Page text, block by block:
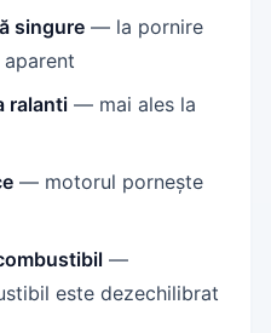
singure — la pornire
ralanti — mai ales la
— motorul pornește
—
este dezechilibrat